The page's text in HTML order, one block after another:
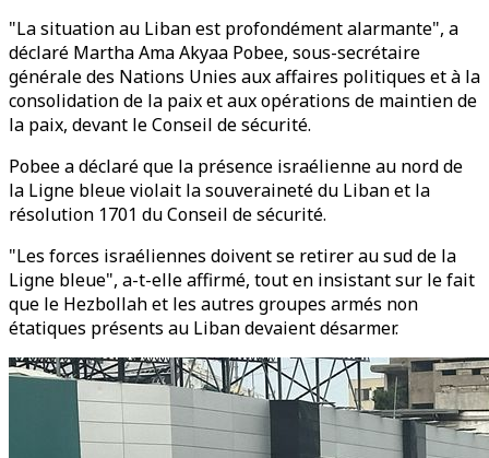
"La situation au Liban est profondément alarmante", a
déclaré Martha Ama Akyaa Pobee, sous-secrétaire
générale des Nations Unies aux affaires politiques et à la
consolidation de la paix et aux opérations de maintien de
la paix, devant le Conseil de sécurité.
Pobee a déclaré que la présence israélienne au nord de
la Ligne bleue violait la souveraineté du Liban et la
résolution 1701 du Conseil de sécurité.
"Les forces israéliennes doivent se retirer au sud de la
Ligne bleue", a-t-elle affirmé, tout en insistant sur le fait
que le Hezbollah et les autres groupes armés non
étatiques présents au Liban devaient désarmer.